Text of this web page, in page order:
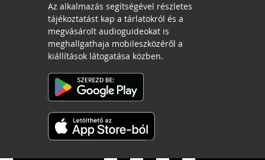
Az alkalmazás segítségével részletes
tájékoztatást kap a tárlatokról és a
megvásárolt audioguideokat is
meghallgathaja mobileszközéről a
kiállítások látogatása közben.